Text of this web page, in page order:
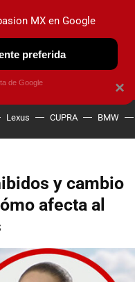
CIRCULA
Lexus CUPRA BMW
y cambio
afecta al
×
MX en Google
preferida
de Google